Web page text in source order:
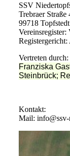
SSV
Trebraer Straße
99718 Topfstedt
Registergericht:
Vertreten
Franziska
Steinbrück;
Kontakt:
Mail: info@ssv-